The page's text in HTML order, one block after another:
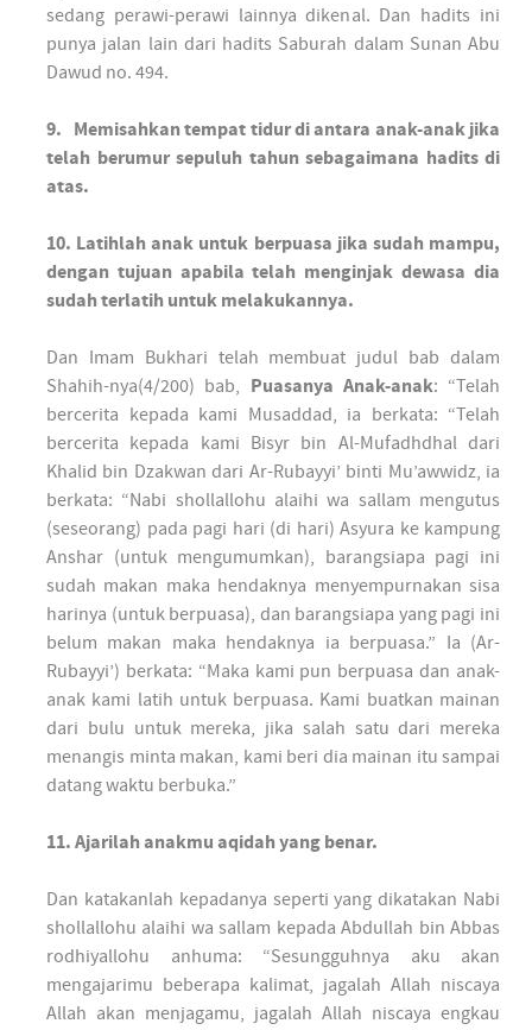
sedang perawi-perawi lainnya dikenal. Dan hadits ini
punya jalan lain dari hadits Saburah dalam Sunan Abu
Dawud no. 494.
9. Memisahkan tempat tidur di antara anak-anak jika
telah berumur sepuluh tahun sebagaimana hadits di
atas.
10. Latihlah anak untuk berpuasa jika sudah mampu,
dengan tujuan apabila telah menginjak dewasa dia
sudah terlatih untuk melakukannya.
Dan Imam Bukhari telah membuat judul bab dalam
Shahih-nya(4/200) bab, Puasanya Anak-anak: “Telah
bercerita kepada kami Musaddad, ia berkata: “Telah
bercerita kepada kami Bisyr bin Al-Mufadhdhal dari
Khalid bin Dzakwan dari Ar-Rubayyi’ binti Mu’awwidz, ia
berkata: “Nabi shollallohu alaihi wa sallam mengutus
(seseorang) pada pagi hari (di hari) Asyura ke kampung
Anshar (untuk mengumumkan), barangsiapa pagi ini
sudah makan maka hendaknya menyempurnakan sisa
harinya (untuk berpuasa), dan barangsiapa yang pagi ini
belum makan maka hendaknya ia berpuasa.” Ia (Ar-
Rubayyi’) berkata: “Maka kami pun berpuasa dan anak-
anak kami latih untuk berpuasa. Kami buatkan mainan
dari bulu untuk mereka, jika salah satu dari mereka
menangis minta makan, kami beri dia mainan itu sampai
datang waktu berbuka.”
11. Ajarilah anakmu aqidah yang benar.
Dan katakanlah kepadanya seperti yang dikatakan Nabi
shollallohu alaihi wa sallam kepada Abdullah bin Abbas
rodhiyallohu anhuma: “Sesungguhnya aku akan
mengajarimu beberapa kalimat, jagalah Allah niscaya
Allah akan menjagamu, jagalah Allah niscaya engkau